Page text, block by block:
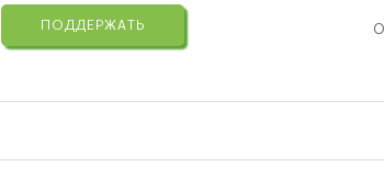
ПОДДЕРЖАТЬ